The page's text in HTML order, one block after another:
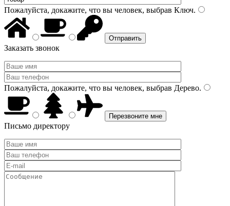
Пожалуйста, докажите, что вы человек, выбрав Ключ.
Заказать звонок
Пожалуйста, докажите, что вы человек, выбрав Дерево.
Письмо директору